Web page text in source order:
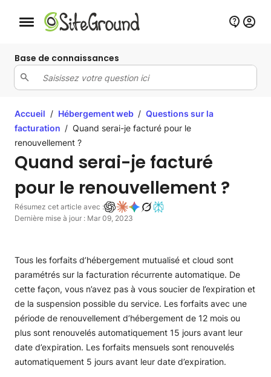
Bouton de navigation mobile
Base de connaissances
Accueil / Hébergement web / Questions sur la
facturation / Quand serai-je facturé pour le
renouvellement ?
Quand serai-je facturé
pour le renouvellement ?
Résumez cet article avec :
Dernière mise à jour : Mar 09, 2023
Tous les forfaits d’hébergement mutualisé et cloud sont
paramétrés sur la facturation récurrente automatique. De
cette façon, vous n’avez pas à vous soucier de l’expiration et
de la suspension possible du service. Les forfaits avec une
période de renouvellement d’hébergement de 12 mois ou
plus sont renouvelés automatiquement 15 jours avant leur
date d’expiration. Les forfaits mensuels sont renouvelés
automatiquement 5 jours avant leur date d’expiration.